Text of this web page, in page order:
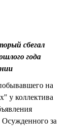
сбегал
года
на
у коллектива
за